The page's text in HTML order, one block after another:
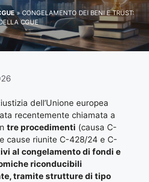
» CONGELAMENTO DEI BENI E TRUST:
CGUE
dell’Unione europea
recentemente chiamata a
tre procedimenti (causa C-
cause riunite C-428/24 e C-
al congelamento di fondi e
riconducibili
tramite strutture di tipo